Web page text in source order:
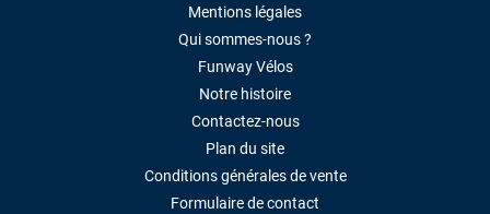
Mentions légales
Qui sommes-nous ?
Funway Vélos
Notre histoire
Contactez-nous
Plan du site
Conditions générales de vente
Formulaire de contact